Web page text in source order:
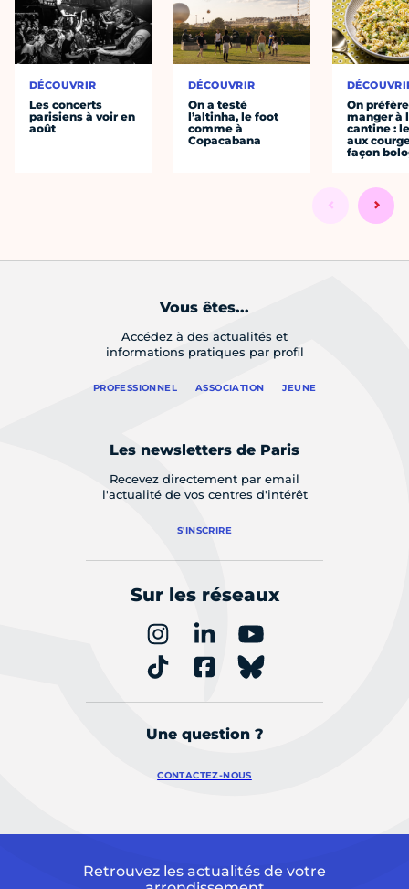
DÉCOUVRIR
Les concerts
parisiens à voir en
août
DÉCOUVRIR
On a testé
l’altinha, le foot
comme à
Copacabana
On préfère
manger à
cantine :
aux
façon
Vous êtes...
Accédez à des actualités et
informations pratiques par profil
PROFESSIONNEL ASSOCIATION JEUNE
Les newsletters de Paris
Recevez directement par email
l'actualité de vos centres d'intérêt
S'INSCRIRE
Sur les réseaux
Une question ?
CONTACTEZ-NOUS
Retrouvez les actualités de votre